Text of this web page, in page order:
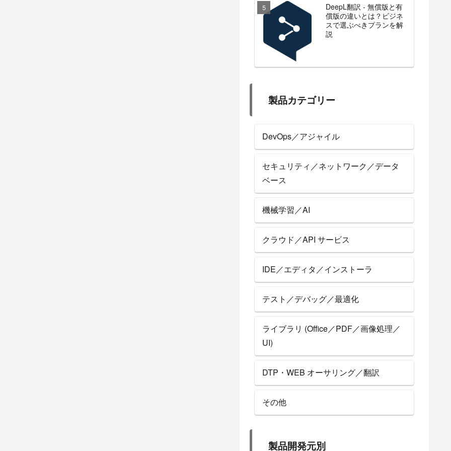
DeepL翻訳 - 無償版と有
償版の違いとは？ビジネ
スで選ぶべきプランを解
説
製品カテゴリー
DevOps／アジャイル
セキュリティ／ネットワーク／データ
ベース
機械学習／AI
クラウド／API サービス
IDE／エディタ／インストーラ
テスト／デバッグ／最適化
ライブラリ (Office／PDF／画像処理／
UI)
DTP・WEB オーサリング／翻訳
その他
製品開発元別